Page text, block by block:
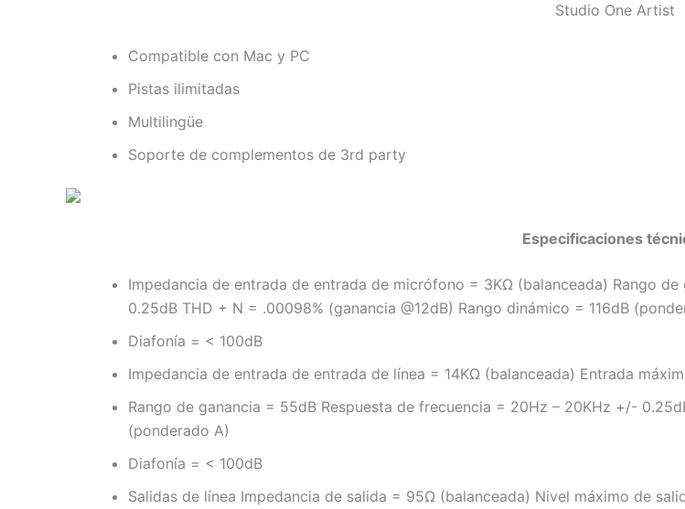
Studio One Artist
Compatible con Mac y PC
Pistas ilimitadas
Multilingüe
Soporte de complementos de 3rd party
Especificaciones
Impedancia de entrada de entrada de micrófono = 3KΩ (balanceada) Rango
0.25dB THD + N = .00098% (ganancia @12dB) Rango dinámico = 116dB
Diafonía = < 100dB
Impedancia de entrada de entrada de línea = 14KΩ (balanceada) Entrada
Rango de ganancia = 55dB Respuesta de frecuencia = 20Hz – 20KHz +/-
(ponderado A)
Diafonía = < 100dB
Salidas de línea Impedancia de salida = 95Ω (balanceada) Nivel máximo de